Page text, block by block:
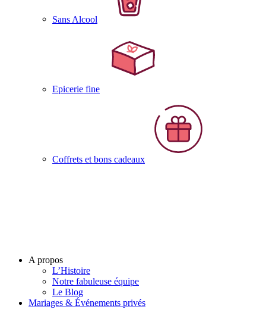
Sans Alcool
Epicerie fine
Coffrets et bons cadeaux
A propos
L’Histoire
Notre fabuleuse équipe
Le Blog
Mariages & Événements privés